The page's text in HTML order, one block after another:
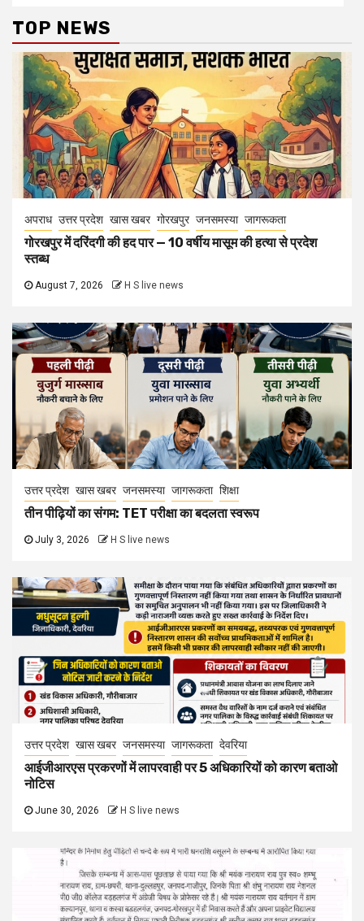
TOP NEWS
अपराध उत्तर प्रदेश खास खबर गोरखपुर जनसमस्या जागरूकता
गोरखपुर में दरिंदगी की हद पार — 10 वर्षीय मासूम की हत्या से प्रदेश
स्तब्ध
August 7, 2026 H S live news
उत्तर प्रदेश खास खबर जनसमस्या जागरूकता शिक्षा
तीन पीढ़ियों का संगम: TET परीक्षा का बदलता स्वरूप
July 3, 2026 H S live news
उत्तर प्रदेश खास खबर जनसमस्या जागरूकता देवरिया
आईजीआरएस प्रकरणों में लापरवाही पर 5 अधिकारियों को कारण बताओ
नोटिस
June 30, 2026 H S live news